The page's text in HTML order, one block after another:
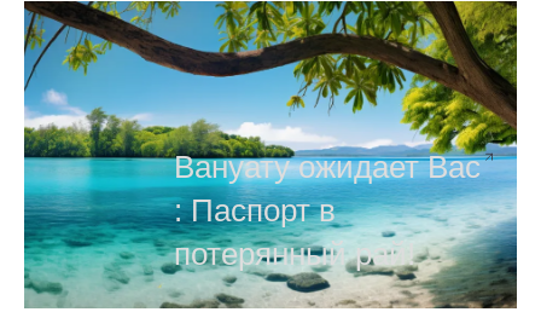
Вануату ожидает Вас
: Паспорт в
потерянный рай!